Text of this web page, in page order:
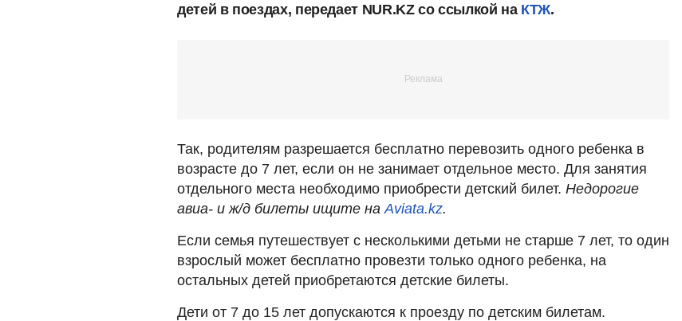
детей в поездах, передает NUR.KZ со ссылкой на КТЖ.
Так, родителям разрешается бесплатно перевозить одного ребенка в
возрасте до 7 лет, если он не занимает отдельное место. Для занятия
отдельного места необходимо приобрести детский билет. Недорогие
авиа- и ж/д билеты ищите на Aviata.kz.
Если семья путешествует с несколькими детьми не старше 7 лет, то один
взрослый может бесплатно провезти только одного ребенка, на
остальных детей приобретаются детские билеты.
Дети от 7 до 15 лет допускаются к проезду по детским билетам.